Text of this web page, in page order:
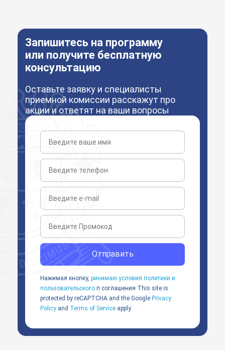
Запишитесь на программу
или получите бесплатную
консультацию
Оставьте заявку и специалисты
приемной комиссии расскажут про
акции и ответят на ваши вопросы
Отправить
Нажимая кнопку, ринимаю условия политики и
пользовательского п соглашения This site is
protected by reCAPTCHA and the Google Privacy
Policy and Terms of Service apply.